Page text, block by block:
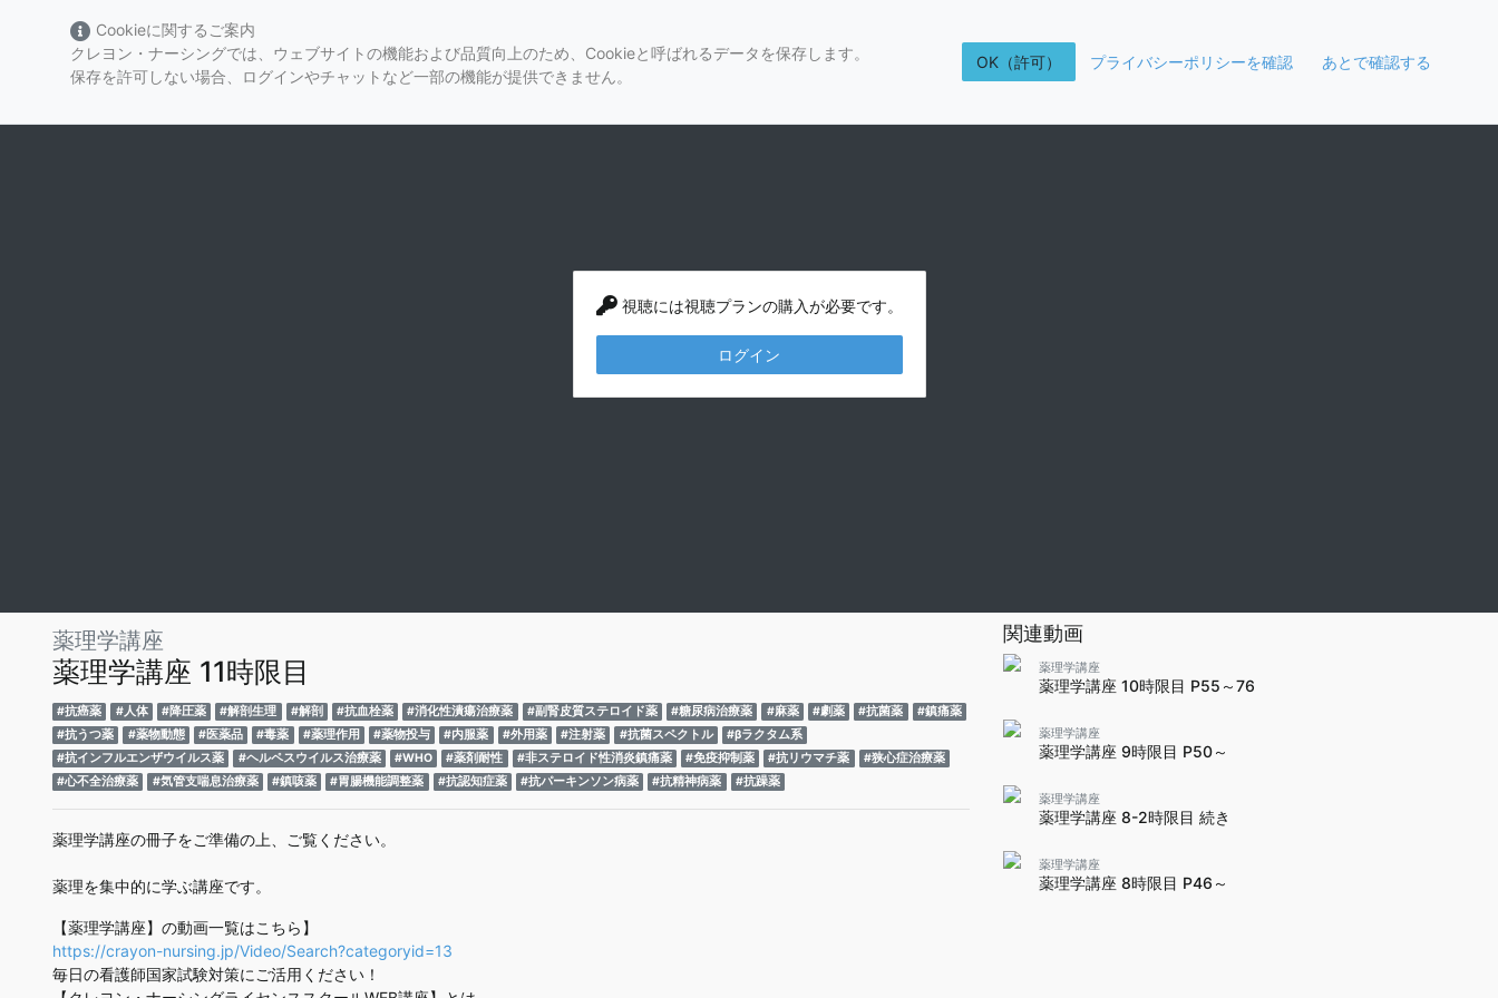
Cookieに関するご案内
クレヨン・ナーシングでは、ウェブサイトの機能および品質向上のため、Cookieと呼ばれるデータを保存します。
保存を許可しない場合、ログインやチャットなど一部の機能が提供できません。
OK（許可） プライバシーポリシーを確認 あとで確認する
視聴には視聴プランの購入が必要です。
ログイン
薬理学講座
薬理学講座 11時限目
#抗癌薬 #人体 #降圧薬 #解剖生理 #解剖 #抗血栓薬 #消化性潰瘍治療薬 #副腎皮質ステロイド薬 #糖尿病治療薬 #麻薬 #劇薬 #抗菌薬
#鎮痛薬
#抗うつ薬
#薬物動態 #医薬品 #毒薬 #薬理作用 #薬物投与 #内服薬 #外用薬 #注射薬 #抗菌スペクトル
#βラクタム系
#抗インフルエンザウイルス薬
#ヘルペスウイルス治療薬 #WHO #薬剤耐性 #非ステロイド性消炎鎮痛薬 #免疫抑制薬 #抗リウマチ薬
#狭心症治療薬
#心不全治療薬
#気管支喘息治療薬 #鎮咳薬 #胃腸機能調整薬 #抗認知症薬 #抗パーキンソン病薬 #抗精神病薬 #抗躁薬
薬理学講座の冊子をご準備の上、ご覧ください。
薬理を集中的に学ぶ講座です。
【薬理学講座】の動画一覧はこちら】
https://crayon-nursing.jp/Video/Search?categoryid=13
毎日の看護師国家試験対策にご活用ください！
関連動画
薬理学講座
薬理学講座 10時限目 P55～76
薬理学講座
薬理学講座 9時限目 P50～
薬理学講座
薬理学講座 8-2時限目 続き
薬理学講座
薬理学講座 8時限目 P46～